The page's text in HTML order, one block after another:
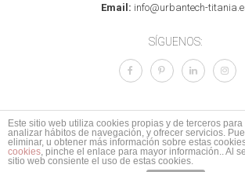
Email: info@urbantech-
SÍGUENOS:
© 2017 Todos los derechos reservados.Aviso legalI
Mapa del sitioIPolítica de calidad
Este sitio web utiliza cookies propias y de terceros
analizar hábitos de navegación, y ofrecer servicios.
eliminar, u obtener más información sobre estas
cookies, pinche el enlace para mayor información.. Al
sitio web consiente el uso de estas cookies.